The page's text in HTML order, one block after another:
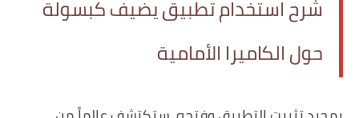
شرح استخدام تطبيق يضيف كبسولة
حول الكاميرا الأمامية